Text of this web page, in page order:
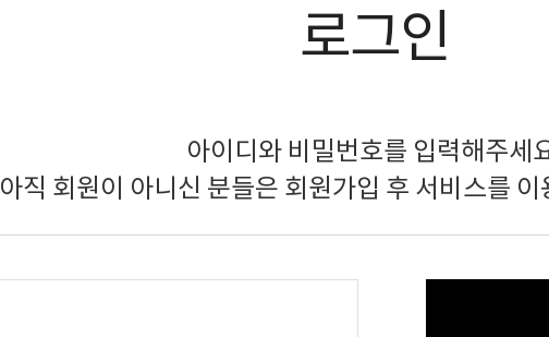
로그인
아이디와 비밀번호를 입력해주세
아직 회원이 아니신 분들은 회원가입 후 서비스를